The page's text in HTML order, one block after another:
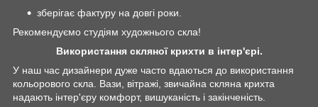
зберігає фактуру на довгі роки.
Рекомендуємо студіям художнього скла!
Використання скляної крихти в інтер'єрі.
У наш час дизайнери дуже часто вдаються до використання
кольорового скла. Вази, вітражі, звичайна скляна крихта
надають інтер'єру комфорт, вишуканість і закінченість.